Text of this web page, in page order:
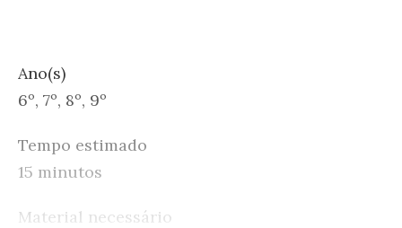
Ano(s)
6º, 7º, 8º, 9º
Tempo estimado
15 minutos
Material necessário